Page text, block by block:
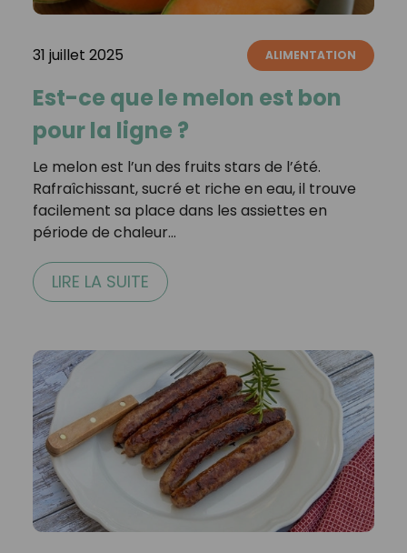
31 juillet 2025 ALIMENTATION
Est-ce que le melon est bon
pour la ligne ?
Le melon est l’un des fruits stars de l’été.
Rafraîchissant, sucré et riche en eau, il trouve
facilement sa place dans les assiettes en
période de chaleur…
LIRE LA SUITE